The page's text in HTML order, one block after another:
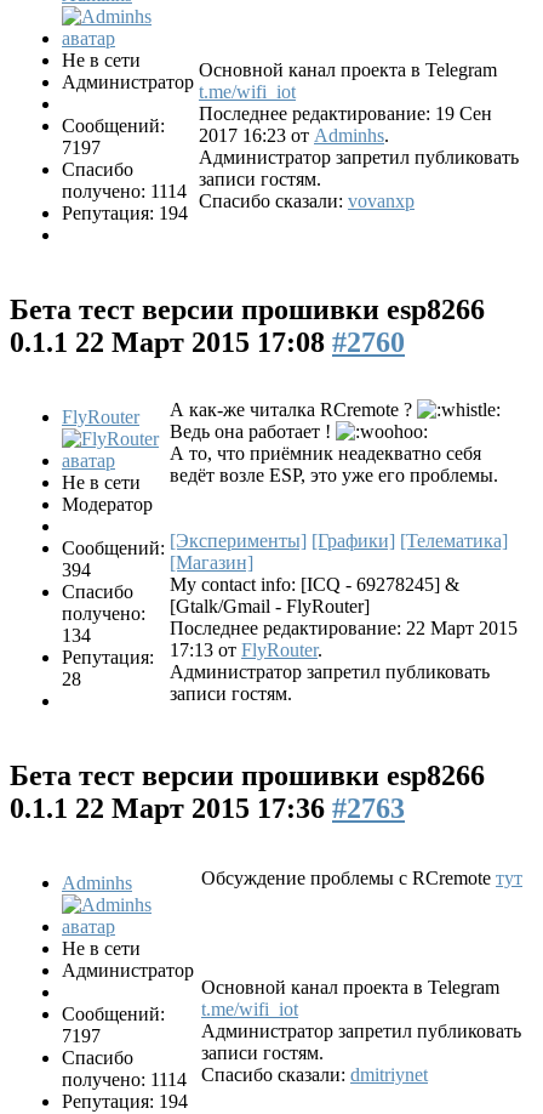
Не в сети
Администратор
Сообщений:
7197
Спасибо
получено: 1114
Репутация: 194
Основной канал проекта в Telegram
t.me/wifi_iot
Последнее редактирование: 19 Сен
2017 16:23 от Adminhs.
Администратор запретил публиковать
записи гостям.
Спасибо сказали: vovanxp
Бета тест версии прошивки esp8266
0.1.1 22 Март 2015 17:08 #2760
FlyRouter
Не в сети
Модератор
Сообщений:
394
Спасибо
получено:
134
Репутация:
28
А как-же читалка RCremote ?
Ведь она работает !
А то, что приёмник неадекватно себя
ведёт возле ESP, это уже его проблемы.
[Эксперименты] [Графики] [Телематика]
[Магазин]
My contact info: [ICQ - 69278245] &
[Gtalk/Gmail - FlyRouter]
Последнее редактирование: 22 Март 2015
17:13 от FlyRouter.
Администратор запретил публиковать
записи гостям.
Бета тест версии прошивки esp8266
0.1.1 22 Март 2015 17:36 #2763
Adminhs
Не в сети
Администратор
Сообщений:
7197
Спасибо
получено: 1114
Репутация: 194
Обсуждение проблемы с RCremote тут
Основной канал проекта в Telegram
t.me/wifi_iot
Администратор запретил публиковать
записи гостям.
Спасибо сказали: dmitriynet